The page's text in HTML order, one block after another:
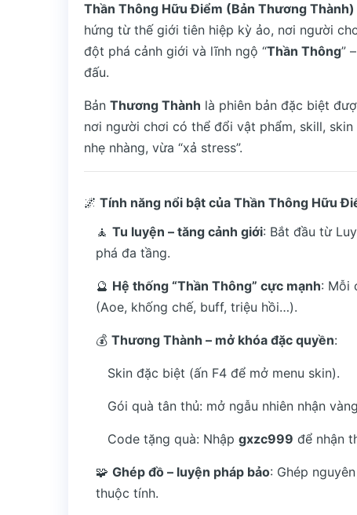
Thần Thông Hữu Điểm (Bản Thương Thành)
hứng từ thế giới tiên hiệp kỳ ảo, nơi người
đột phá cảnh giới và lĩnh ngộ “Thần Thông”
đấu.
Bản Thương Thành là phiên bản đặc biệt
nơi người chơi có thể đổi vật phẩm, skill,
nhẹ nhàng, vừa “xả stress”.
🌌 Tính năng nổi bật của Thần Thông Hữu
🧘 Tu luyện – tăng cảnh giới: Bắt đầu từ
phá đa tầng.
🔮 Hệ thống “Thần Thông” cực mạnh: Mỗi
(Aoe, khống chế, buff, triệu hồi…).
💰 Thương Thành – mở khóa đặc quyền:
Skin đặc biệt (ấn F4 để mở menu skin).
Gói quà tân thủ: mở ngẫu nhiên nhận
Code tặng quà: Nhập gxzc999 để nhận
🧩 Ghép đồ – luyện pháp bảo: Ghép
thuộc tính.